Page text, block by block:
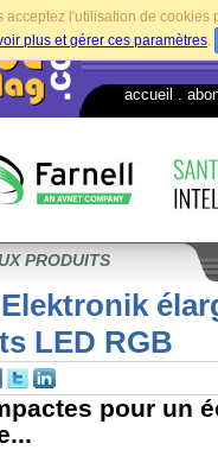
l'utilisation de
plus et gérer ces paramètres.
accueil
PRODUITS
LED RGB
pour un